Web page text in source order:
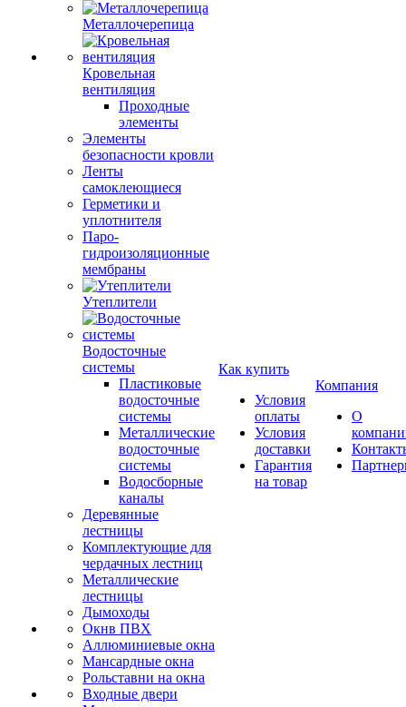
Металлочерепица
Кровельная
вентиляция
Проходные
элементы
Элементы
безопасности кровли
Ленты
самоклеющиеся
Герметики и
уплотнителя
Паро-
гидроизоляционные
мембраны
Утеплители
Водосточные
системы
Пластиковые
водосточные
системы
Металлические
водосточные
системы
Водосборные
каналы
Деревянные
лестницы
Комплектующие для
чердачных лестниц
Металлические
лестницы
Дымоходы
Окнв ПВХ
Аллюминиевые окна
Мансардные окна
Рольставни на окна
Входные двери
Как купить
Условия
оплаты
Условия
доставки
Гарантия
на товар
Компания
О